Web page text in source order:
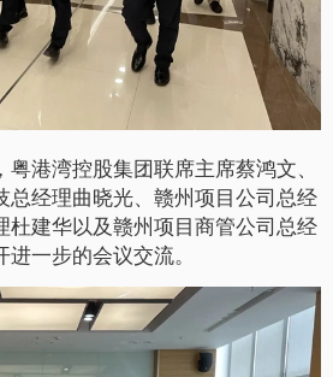
港湾控股集团联席主席蔡鸿文、
总经理曲晓光、赣州项目公司总经
杜建华以及赣州项目商管公司总经
一步的会议交流。